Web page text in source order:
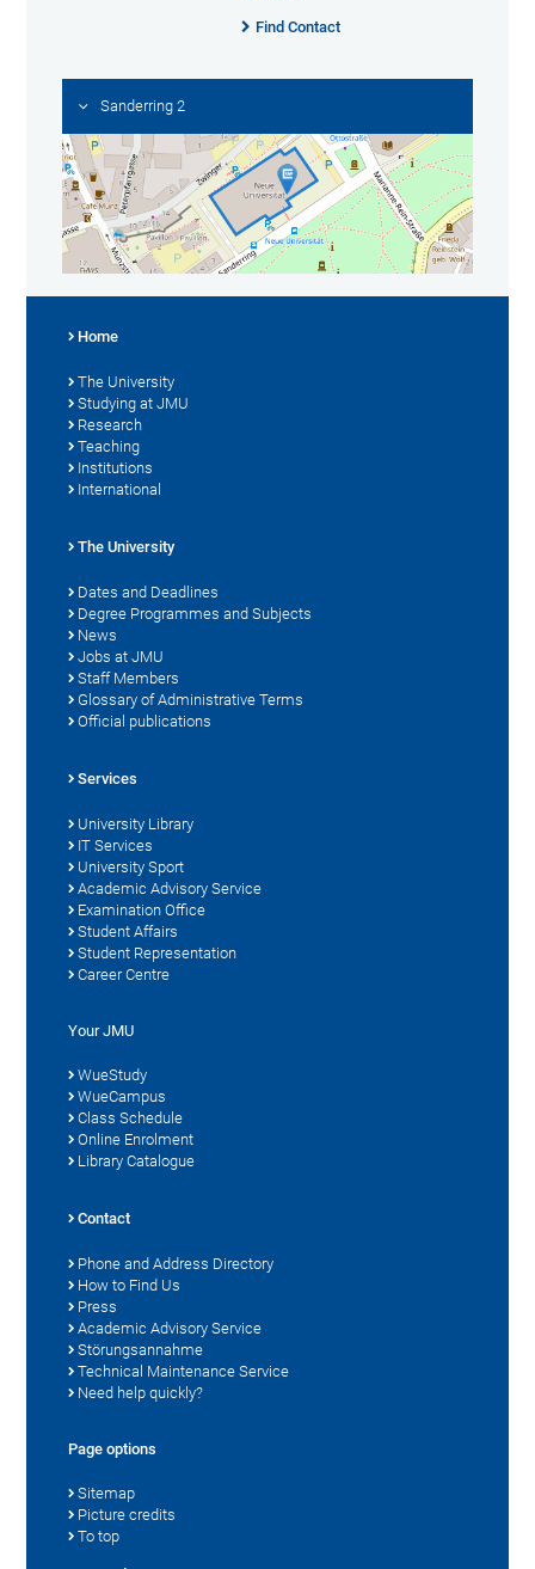
Find Contact
Sanderring 2
Home
The University
Studying at JMU
Research
Teaching
Institutions
International
The University
Dates and Deadlines
Degree Programmes and Subjects
News
Jobs at JMU
Staff Members
Glossary of Administrative Terms
Official publications
Services
University Library
IT Services
University Sport
Academic Advisory Service
Examination Office
Student Affairs
Student Representation
Career Centre
Your JMU
WueStudy
WueCampus
Class Schedule
Online Enrolment
Library Catalogue
Contact
Phone and Address Directory
How to Find Us
Press
Academic Advisory Service
Störungsannahme
Technical Maintenance Service
Need help quickly?
Page options
Sitemap
Picture credits
To top